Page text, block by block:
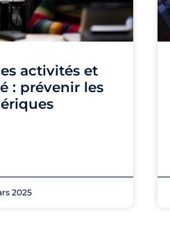
activités et
: prévenir les
2025